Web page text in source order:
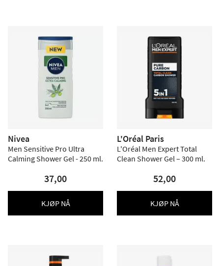
Nivea
Men Sensitive Pro Ultra
Calming Shower Gel - 250 ml.
37,00
KJØP NÅ
L'Oréal Paris
L'Oréal Men Expert Total
Clean Shower Gel – 300 ml.
52,00
KJØP NÅ